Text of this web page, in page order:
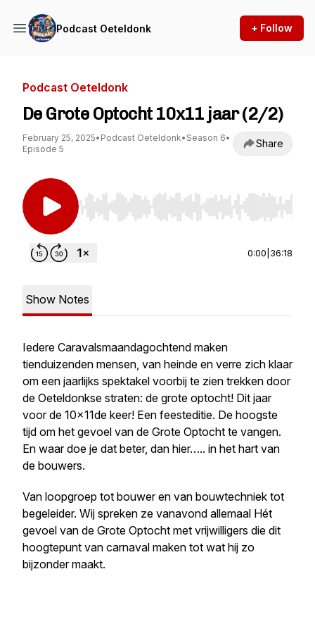
Podcast Oeteldonk + Follow
Podcast Oeteldonk
De Grote Optocht 10x11 jaar (2/2)
February 25, 2025• Podcast Oeteldonk• Season 6•
Episode 5
Share
Use Left/Right to seek, Home/End to jump to
0:00 36:18
Show Notes
Iedere Caravalsmaandagochtend maken
tienduizenden mensen, van heinde en verre zich klaar
om een jaarlijks spektakel voorbij te zien trekken door
de Oeteldonkse straten: de grote optocht! Dit jaar
voor de 10x11de keer! Een feesteditie. De hoogste
tijd om het gevoel van de Grote Optocht te vangen.
En waar doe je dat beter, dan hier….. in het hart van
de bouwers.
Van loopgroep tot bouwer en van bouwtechniek tot
begeleider. Wij spreken ze vanavond allemaal Hét
gevoel van de Grote Optocht met vrijwilligers die dit
hoogtepunt van carnaval maken tot wat hij zo
bijzonder maakt.